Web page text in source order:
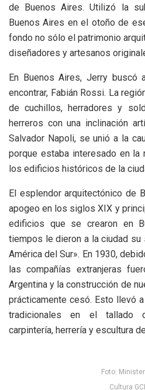
de Buenos Aires. Utilizó la
Buenos Aires en el otoño de
fondo no sólo el patrimonio
diseñadores y artesanos
En Buenos Aires, Jerry buscó
encontrar, Fabián Rossi. La
de cuchillos, herradores y
herreros con una inclinación
Salvador Napoli, se unió a la
porque estaba interesado en la
los edificios históricos de la
El esplendor arquitectónico de
apogeo en los siglos XIX y
edificios que se crearon en
tiempos le dieron a la ciudad su
América del Sur». En 1930,
las compañías extranjeras
Argentina y la construcción de
prácticamente cesó. Esto llevó
tradicionales en el tallado
carpintería, herrería y escultura
Foto:
Cultura